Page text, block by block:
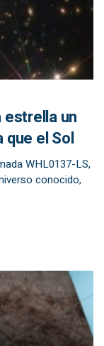
estrella un
que el Sol
WHL0137-LS,
conocido,